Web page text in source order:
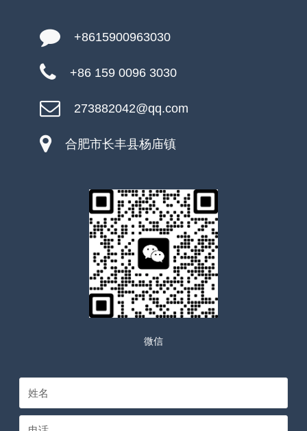
+8615900963030
+86 159 0096 3030
273882042@qq.com
合肥市长丰县杨庙镇
微信